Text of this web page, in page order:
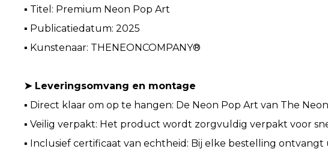
▪ Titel: Premium Neon Pop Art
▪ Publicatiedatum: 2025
▪ Kunstenaar: THENEONCOMPANY®
➤ Leveringsomvang en montage
▪ Direct klaar om op te hangen: De Neon Pop Art van The
▪ Veilig verpakt: Het product wordt zorgvuldig verpakt voor
▪ Inclusief certificaat van echtheid: Bij elke bestelling